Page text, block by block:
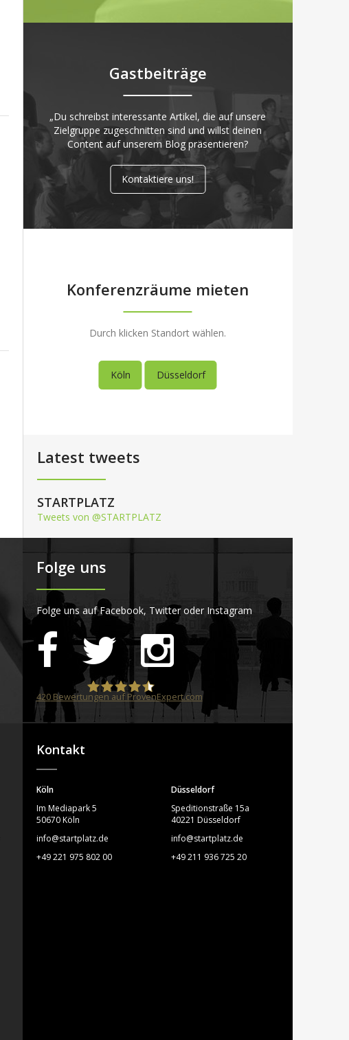
Gastbeiträge
„Du schreibst interessante Artikel, die auf unsere
Zielgruppe zugeschnitten sind und willst deinen
Content auf unserem Blog präsentieren?
Kontaktiere uns!
Konferenzräume mieten
Durch klicken Standort wählen.
Köln Düsseldorf
Latest tweets
STARTPLATZ
Tweets von @STARTPLATZ
Folge uns
Folge uns auf Facebook, Twitter oder Instagram
STARTPLATZ
420Bewertungen auf ProvenExpert.com
Kontakt
Köln
Im Mediapark 5
50670 Köln
info@startplatz.de
+49 221 975 802 00
Düsseldorf
Speditionstraße 15a
40221 Düsseldorf
info@startplatz.de
+49 211 936 725 20